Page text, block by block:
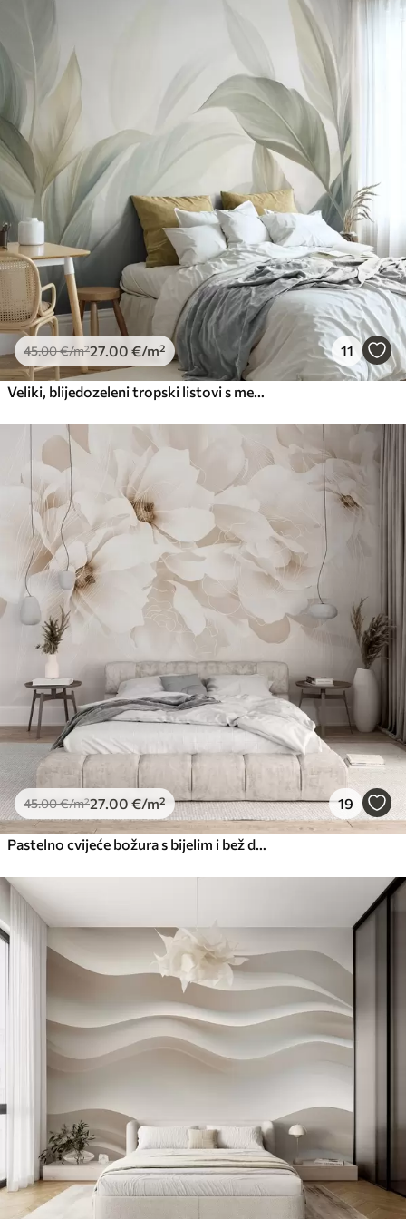
Standard
45 27
Premium
56 .67 €/m²
Premium vinil
66 40 .00 /m²
Peel and Stick
81.6749.00€/m²
45.00€/m²27 .00 €/m² 11
45.00€/m²27 .00 €/m² 19